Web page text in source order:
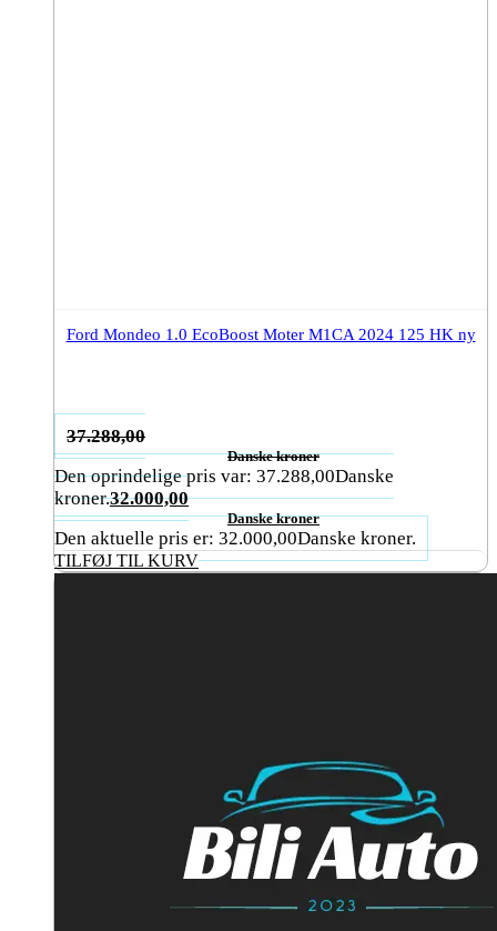
Ford Mondeo 1.0 EcoBoost Moter M1CA 2024 125 HK ny
37.288,00
Danske kroner
Den oprindelige pris var: 37.288,00Danske
kroner.32.000,00
Danske kroner
Den aktuelle pris er: 32.000,00Danske kroner.
TILFØJ TIL KURV